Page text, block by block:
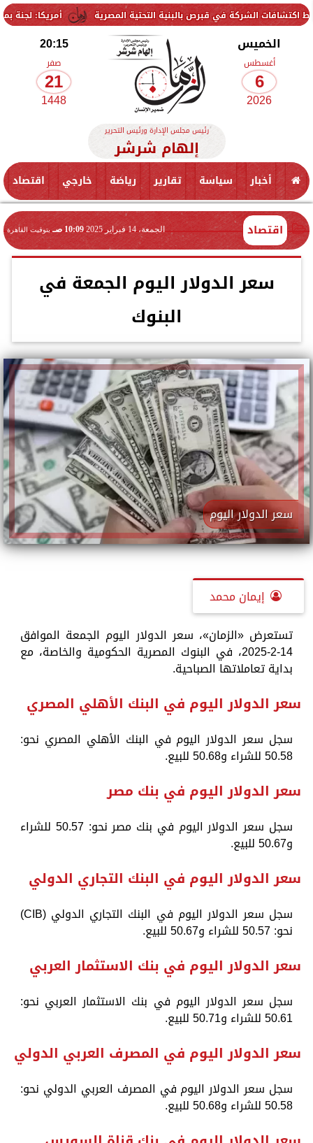
أمريكا: لجنة بمجلس الشيوخ في قبرص بالبنية التحتية المصرية
الخميس
أغسطس
6
2026
20:15
صفر
21
1448
رئيس مجلس الإدارة ورئيس التحرير
إلهام شرشر
أخبار سياسة تقارير رياضة خارجي اقتصاد
اقتصاد الجمعة، 14 فبراير 2025 10:09 صـ بتوقيت القاهرة
سعر الدولار اليوم الجمعة في
البنوك
سعر الدولار اليوم
إيمان محمد
تستعرض «الزمان»، سعر الدولار اليوم الجمعة الموافق
14-2-2025، في البنوك المصرية الحكومية والخاصة، مع
بداية تعاملاتها الصباحية.
سعر الدولار اليوم في البنك الأهلي المصري
سجل سعر الدولار اليوم في البنك الأهلي المصري نحو:
50.58 للشراء و50.68 للبيع.
سعر الدولار اليوم في بنك مصر
سجل سعر الدولار اليوم في بنك مصر نحو: 50.57 للشراء
و50.67 للبيع.
سعر الدولار اليوم في البنك التجاري الدولي
سجل سعر الدولار اليوم في البنك التجاري الدولي (CIB)
نحو: 50.57 للشراء و50.67 للبيع.
سعر الدولار اليوم في بنك الاستثمار العربي
سجل سعر الدولار اليوم في بنك الاستثمار العربي نحو:
50.61 للشراء و50.71 للبيع.
سعر الدولار اليوم في المصرف العربي الدولي
سجل سعر الدولار اليوم في المصرف العربي الدولي نحو:
50.58 للشراء و50.68 للبيع.